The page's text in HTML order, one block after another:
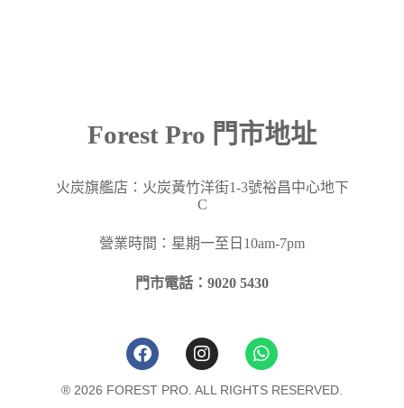
Forest Pro 門市地址
火炭旗艦店：火炭黃竹洋街1-3號裕昌中心地下
C
營業時間：星期一至日10am-7pm
門市電話：9020 5430
® 2026 FOREST PRO. ALL RIGHTS RESERVED.